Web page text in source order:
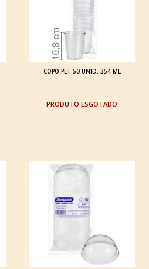
COPO PET 50 UNID. 354 ML
ESGOTADO